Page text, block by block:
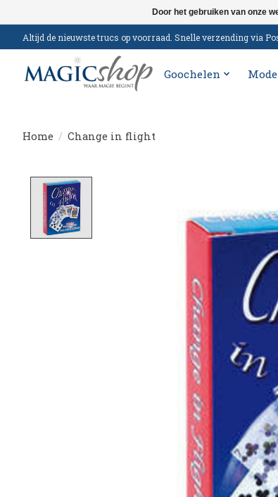
Altijd de nieuwste trucs op voorraad. Snelle verzending via
Goochelen
Home / Change in flight
Door het gebruiken van onze